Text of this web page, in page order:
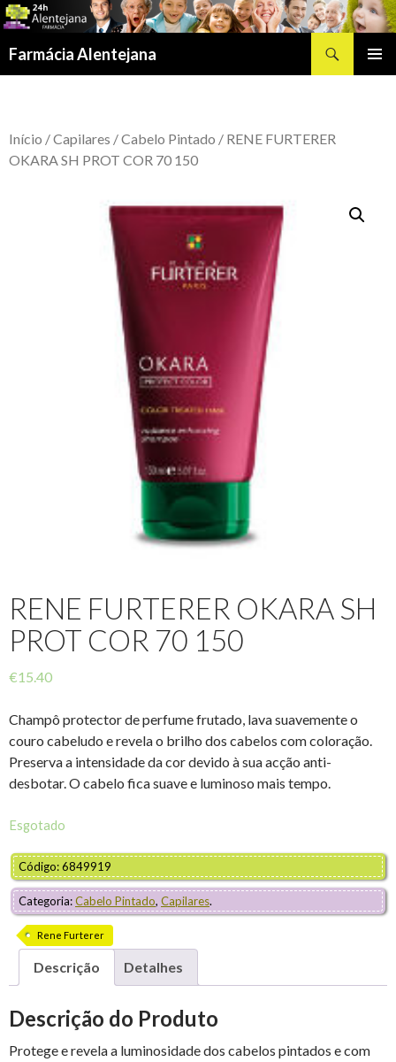
Farmácia Alentejana
Início /Capilares /Cabelo Pintado / RENE FURTERER
OKARA SH PROT COR 70 150
RENE FURTERER OKARA SH
PROT COR 70 150
€15.40
Champô protector de perfume frutado, lava suavemente o
couro cabeludo e revela o brilho dos cabelos com coloração.
Preserva a intensidade da cor devido à sua acção anti-
desbotar. O cabelo fica suave e luminoso mais tempo.
Esgotado
Código: 6849919
Categoria:Cabelo Pintado, Capilares.
Rene Furterer
Descrição Detalhes
Descrição do Produto
Protege e revela a luminosidade dos cabelos pintados e com